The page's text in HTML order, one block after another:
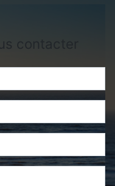
contacter